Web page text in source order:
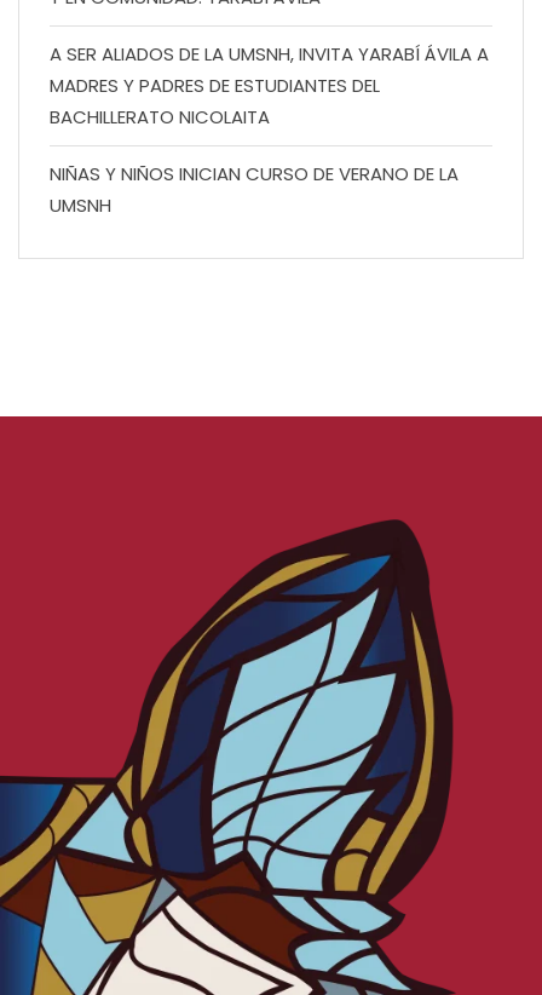
A SER ALIADOS DE LA UMSNH, INVITA YARABÍ ÁVILA A
MADRES Y PADRES DE ESTUDIANTES DEL
BACHILLERATO NICOLAITA
NIÑAS Y NIÑOS INICIAN CURSO DE VERANO DE LA
UMSNH